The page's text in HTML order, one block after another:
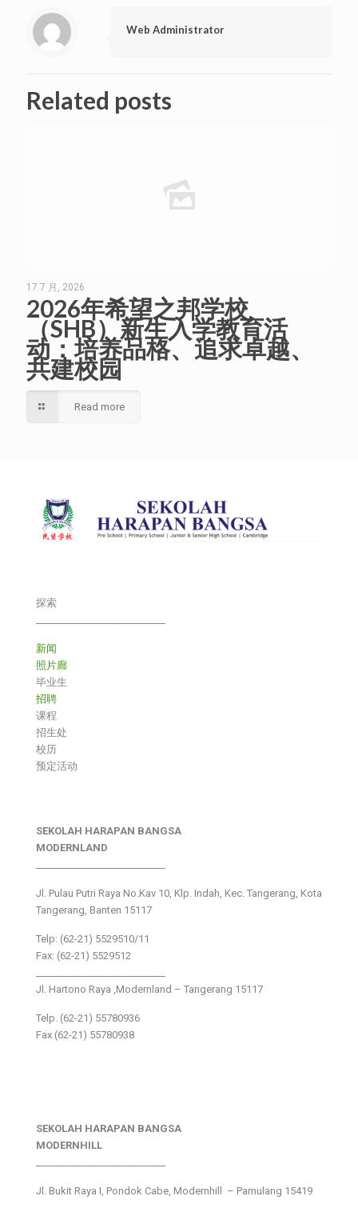
Web Administrator
Related posts
17 7 月, 2026
2026年希望之邦学校
（SHB）新生入学教育活
动：培养品格、追求卓越、
共建校园
Read more
探索
新闻
照片廊
毕业生
招聘
课程
招生处
校历
预定活动
SEKOLAH HARAPAN BANGSA
MODERNLAND
Jl. Pulau Putri Raya No.Kav 10, Klp. Indah, Kec. Tangerang, Kota
Tangerang, Banten 15117
Telp: (62-21) 5529510/11
Fax: (62-21) 5529512
Jl. Hartono Raya ,Modernland – Tangerang 15117
Telp. (62-21) 55780936
Fax (62-21) 55780938
SEKOLAH HARAPAN BANGSA
MODERNHILL
Jl. Bukit Raya I, Pondok Cabe, Modernhill – Pamulang 15419